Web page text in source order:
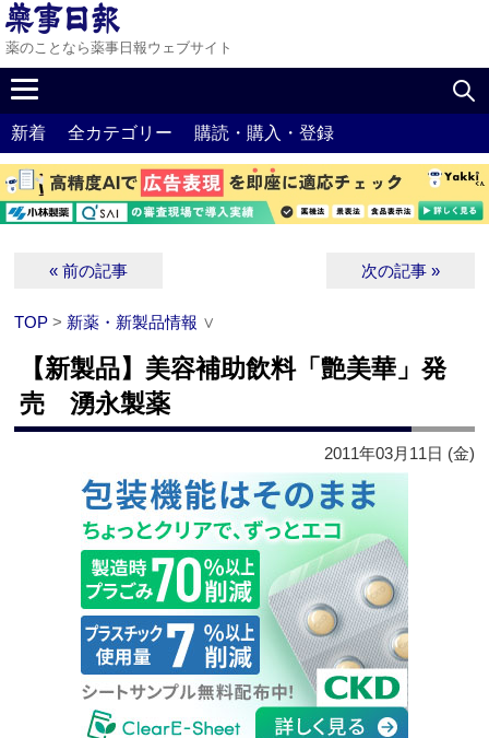
薬のことなら薬事日報ウェブサイト
新着 全カテゴリー 購読・購入・登録
« 前の記事 次の記事 »
TOP > 新薬・新製品情報 ∨
【新製品】美容補助飲料「艶美華」発
売 湧永製薬
2011年03月11日 (金)